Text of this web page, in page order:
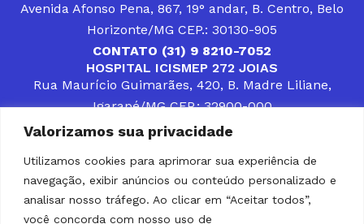
Valorizamos sua privacidade
Utilizamos cookies para aprimorar sua experiência de
navegação, exibir anúncios ou conteúdo personalizado e
analisar nosso tráfego. Ao clicar em “Aceitar todos”,
você concorda com nosso uso de
Avenida Afonso Pena, 867, 19° andar, B. Centro, Belo
Horizonte/MG CEP.: 30130-905
CONTATO (31) 9 8210-7052
HOSPITAL ICISMEP 272 JOIAS
Rua Maurício Guimarães, 420, B. Madre Liliane,
Igarapé/MG CEP.: 32900-000
CONTATOS (31) 3512-4400 ou (31) 9 8309-8660
DESENVOLVER SOLUÇÕES, AÇÕES E SERVIÇOS
PÚBLICOS QUE COMPLEMENTEM A ASSISTÊNCIA À
POPULAÇÃO DA REGIÃO EM QUE ATUA, SENDO
PARCEIRO DOS MUNICÍPIOS CONSORCIADOS NA
SOLUÇÃO DE DIFICULDADES ENFRENTADAS POR
GESTORES MUNICIPAIS, É O COMPROMISSO DO